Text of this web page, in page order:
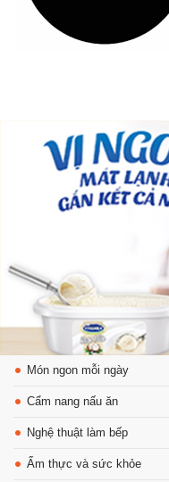
Món ngon mỗi ngày
Cẩm nang nấu ăn
Nghệ thuật làm bếp
Ẩm thực và sức khỏe